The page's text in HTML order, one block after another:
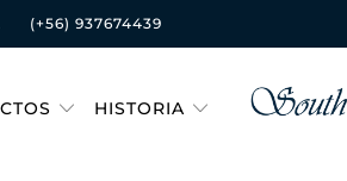
(+56) 937674439
HISTORIA